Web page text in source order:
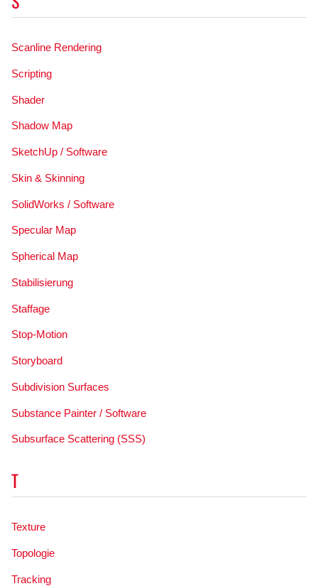
Scanline Rendering
Scripting
Shader
Shadow Map
SketchUp / Software
Skin & Skinning
SolidWorks / Software
Specular Map
Spherical Map
Stabilisierung
Staffage
Stop-Motion
Storyboard
Subdivision Surfaces
Substance Painter / Software
Subsurface Scattering (SSS)
T
Texture
Topologie
Tracking